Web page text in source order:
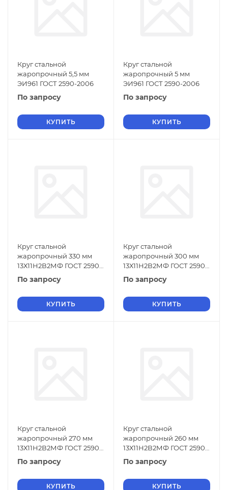
Круг стальной
жаропрочный 5,5 мм
ЭИ961 ГОСТ 2590-2006
По запросу
КУПИТЬ
Круг стальной
жаропрочный 5 мм
ЭИ961 ГОСТ 2590-2006
По запросу
КУПИТЬ
Круг стальной
жаропрочный 330 мм
13Х11Н2В2МФ ГОСТ 2590-
2006
По запросу
КУПИТЬ
Круг стальной
жаропрочный 300 мм
13Х11Н2В2МФ ГОСТ 2590-
2006
По запросу
КУПИТЬ
Круг стальной
жаропрочный 270 мм
13Х11Н2В2МФ ГОСТ 2590-
2006
По запросу
КУПИТЬ
Круг стальной
жаропрочный 260 мм
13Х11Н2В2МФ ГОСТ 2590-
2006
По запросу
КУПИТЬ